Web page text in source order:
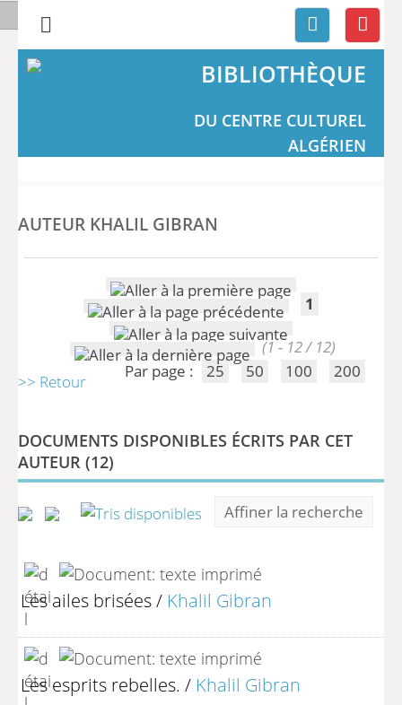
BIBLIOTHÈQUE
DU CENTRE CULTUREL
ALGÉRIEN
AUTEUR KHALIL GIBRAN
1
(1 - 12 / 12)
Par page :
25 50 100 200
>> Retour
DOCUMENTS DISPONIBLES ÉCRITS PAR CET
AUTEUR (12)
Affiner la recherche
Les ailes brisées/ Khalil Gibran
Les esprits rebelles. / Khalil Gibran